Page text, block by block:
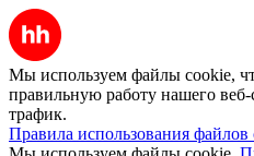
Мы используем файлы cookie,
правильную работу нашего веб-
трафик.
Правила использования файлов